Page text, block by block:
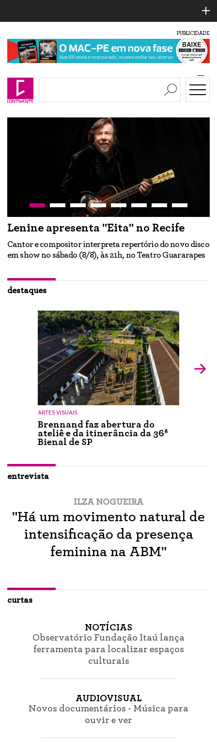
PUBLICIDADE
Lenine apresenta "Eita" no Recife
Cantor e compositor interpreta repertório do novo disco
em show no sábado (8/8), às 21h, no Teatro Guararapes
destaques
ARTES VISUAIS
Brennand faz abertura do
ateliê e da itinerância da 36ª
Bienal de SP
entrevista
ILZA NOGUEIRA
"Há um movimento natural de
intensificação da presença
feminina na ABM"
curtas
NOTÍCIAS
Observatório Fundação Itaú lança
ferramenta para localizar espaços
culturais
AUDIOVISUAL
Novos documentários - Música para
ouvir e ver